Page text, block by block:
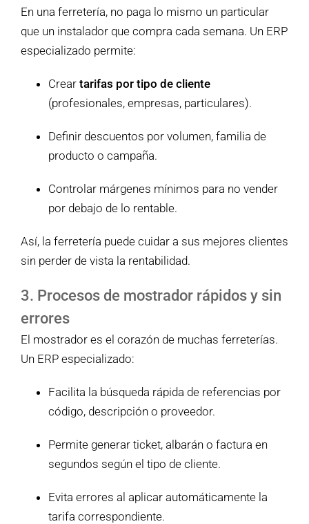
En una ferretería, no paga lo mismo un particular
que un instalador que compra cada semana. Un ERP
especializado permite:
Crear tarifas por tipo de cliente
(profesionales, empresas, particulares).
Definir descuentos por volumen, familia de
producto o campaña.
Controlar márgenes mínimos para no vender
por debajo de lo rentable.
Así, la ferretería puede cuidar a sus mejores clientes
sin perder de vista la rentabilidad.
3. Procesos de mostrador rápidos y sin
errores
El mostrador es el corazón de muchas ferreterías.
Un ERP especializado:
Facilita la búsqueda rápida de referencias por
código, descripción o proveedor.
Permite generar ticket, albarán o factura en
segundos según el tipo de cliente.
Evita errores al aplicar automáticamente la
tarifa correspondiente.